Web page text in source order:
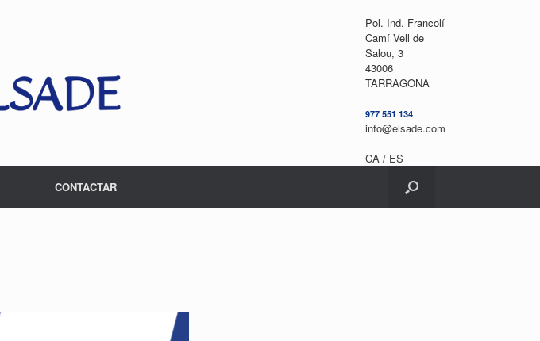
Pol. Ind. Francolí
Camí Vell de
Salou, 3
43006
TARRAGONA
977 551 134
info@elsade.com
CA / ES
CONTACTAR